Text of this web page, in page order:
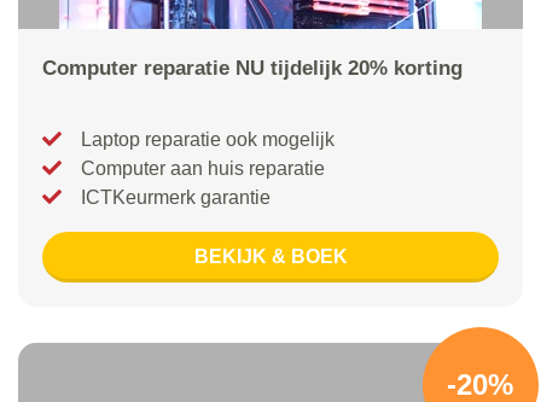
Computer reparatie NU tijdelijk 20% korting
Laptop reparatie ook mogelijk
Computer aan huis reparatie
ICTKeurmerk garantie
BEKIJK & BOEK
-20%